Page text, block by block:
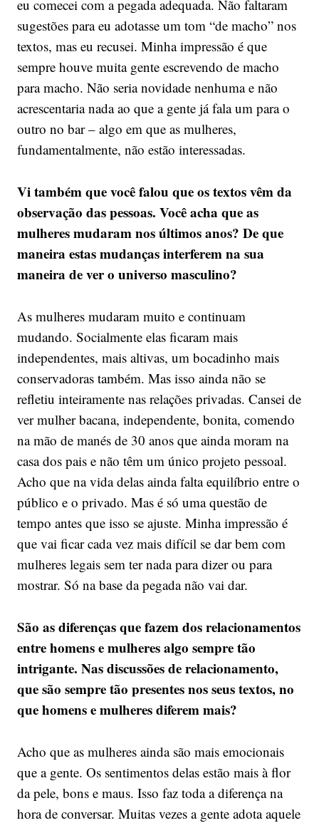
eu comecei com a pegada adequada. Não faltaram
sugestões para eu adotasse um tom “de macho” nos
textos, mas eu recusei. Minha impressão é que
sempre houve muita gente escrevendo de macho
para macho. Não seria novidade nenhuma e não
acrescentaria nada ao que a gente já fala um para o
outro no bar – algo em que as mulheres,
fundamentalmente, não estão interessadas.
Vi também que você falou que os textos vêm da
observação das pessoas. Você acha que as
mulheres mudaram nos últimos anos? De que
maneira estas mudanças interferem na sua
maneira de ver o universo masculino?
As mulheres mudaram muito e continuam
mudando. Socialmente elas ficaram mais
independentes, mais altivas, um bocadinho mais
conservadoras também. Mas isso ainda não se
refletiu inteiramente nas relações privadas. Cansei de
ver mulher bacana, independente, bonita, comendo
na mão de manés de 30 anos que ainda moram na
casa dos pais e não têm um único projeto pessoal.
Acho que na vida delas ainda falta equilíbrio entre o
público e o privado. Mas é só uma questão de
tempo antes que isso se ajuste. Minha impressão é
que vai ficar cada vez mais difícil se dar bem com
mulheres legais sem ter nada para dizer ou para
mostrar. Só na base da pegada não vai dar.
São as diferenças que fazem dos relacionamentos
entre homens e mulheres algo sempre tão
intrigante. Nas discussões de relacionamento,
que são sempre tão presentes nos seus textos, no
que homens e mulheres diferem mais?
Acho que as mulheres ainda são mais emocionais
que a gente. Os sentimentos delas estão mais à flor
da pele, bons e maus. Isso faz toda a diferença na
hora de conversar. Muitas vezes a gente adota aquele